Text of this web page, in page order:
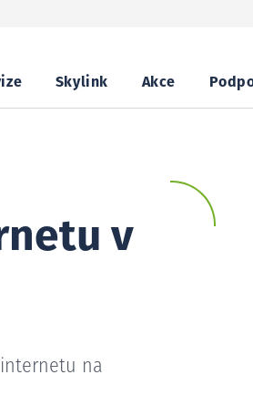
Skylink Akce
v
na